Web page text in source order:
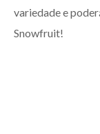
variedade e
Snowfruit!